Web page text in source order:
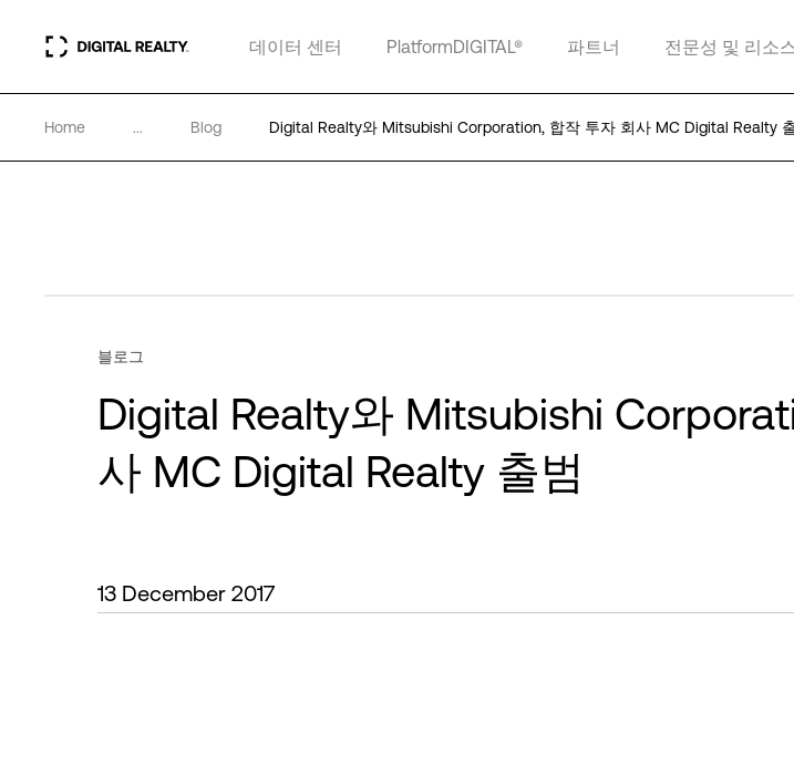
데이터 센터 PlatformDIGITAL® 파트너 전문성 및 리소
Home ... Blog Digital Realty와 Mitsubishi Corporation, 합작 투자 회사 MC Digital Realty
블로그
Digital Realty와 Mitsubishi
사 MC Digital Realty 출범
13 December 2017